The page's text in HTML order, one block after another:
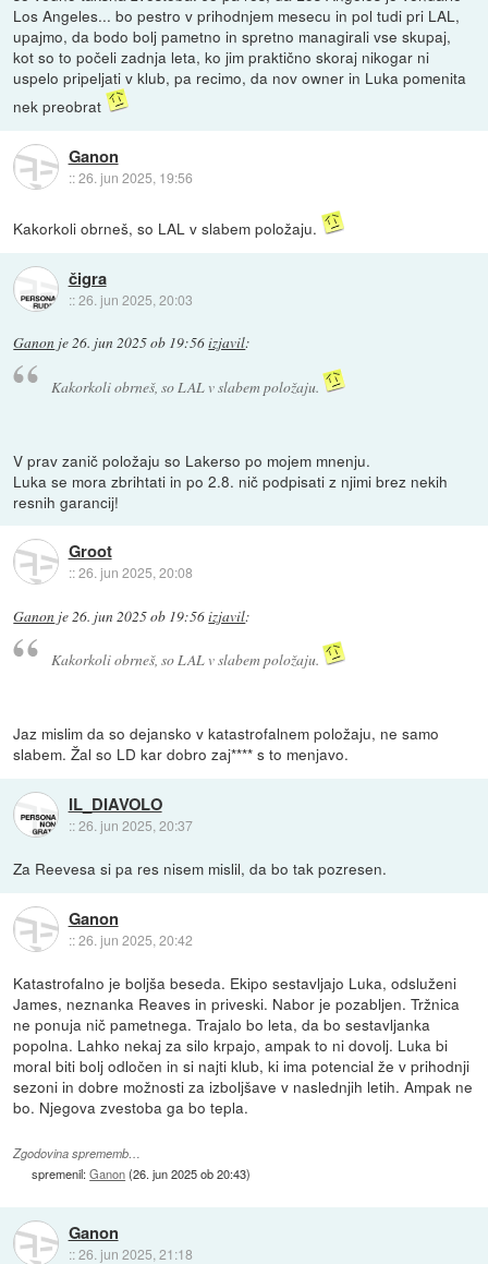
Los Angeles... bo pestro v prihodnjem mesecu in pol tudi pri LAL,
upajmo, da bodo bolj pametno in spretno managirali vse skupaj,
kot so to počeli zadnja leta, ko jim praktično skoraj nikogar ni
uspelo pripeljati v klub, pa recimo, da nov owner in Luka pomenita
nek preobrat
Ganon
::26. jun 2025, 19:56
Kakorkoli obrneš, so LAL v slabem položaju.
čigra
::26. jun 2025, 20:03
Ganon je26. jun 2025 ob 19:56izjavil:
Kakorkoli obrneš, so LAL v slabem položaju.
V prav zanič položaju so Lakerso po mojem mnenju.
Luka se mora zbrihtati in po 2.8. nič podpisati z njimi brez nekih
resnih garancij!
Groot
::26. jun 2025, 20:08
Ganon je26. jun 2025 ob 19:56izjavil:
Kakorkoli obrneš, so LAL v slabem položaju.
Jaz mislim da so dejansko v katastrofalnem položaju, ne samo
slabem. Žal so LD kar dobro zaj**** s to menjavo.
IL_DIAVOLO
::26. jun 2025, 20:37
Za Reevesa si pa res nisem mislil, da bo tak pozresen.
Ganon
::26. jun 2025, 20:42
Katastrofalno je boljša beseda. Ekipo sestavljajo Luka, odsluženi
James, neznanka Reaves in priveski. Nabor je pozabljen. Tržnica
ne ponuja nič pametnega. Trajalo bo leta, da bo sestavljanka
popolna. Lahko nekaj za silo krpajo, ampak to ni dovolj. Luka bi
moral biti bolj odločen in si najti klub, ki ima potencial že v prihodnji
sezoni in dobre možnosti za izboljšave v naslednjih letih. Ampak ne
bo. Njegova zvestoba ga bo tepla.
Zgodovina sprememb…
spremenil:Ganon(26. jun 2025 ob 20:43)
Ganon
::26. jun 2025, 21:18